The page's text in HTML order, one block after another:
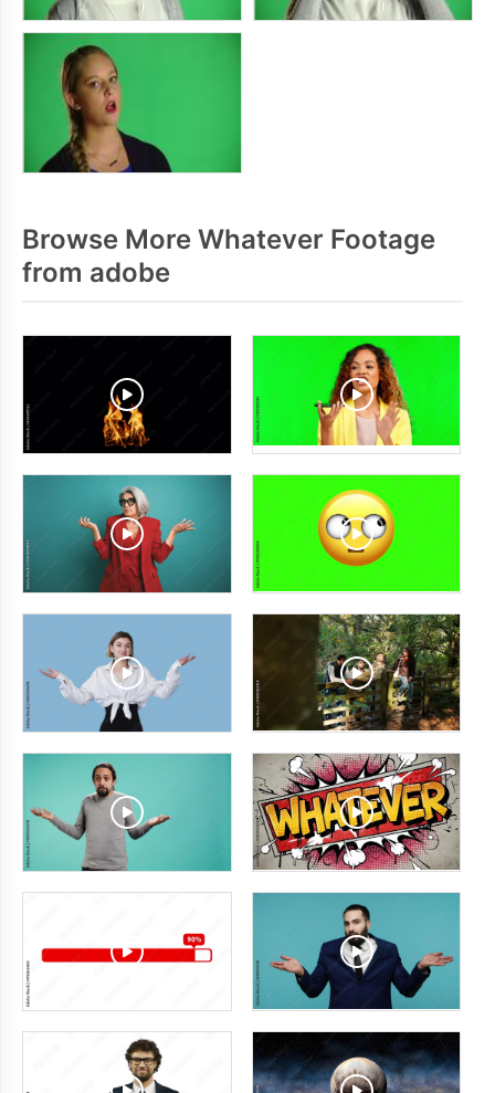
Browse More Whatever Footage
from adobe